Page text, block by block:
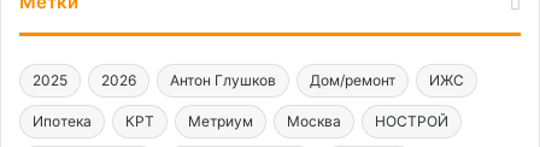
2025 2026 Антон Глушков Дом/ремонт ИЖС
Ипотека КРТ Метриум Москва НОСТРОЙ